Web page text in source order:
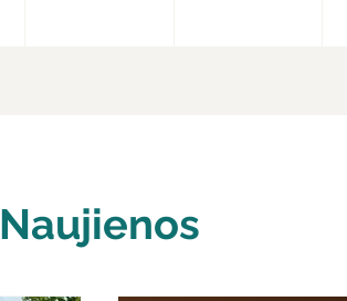
Naujienos